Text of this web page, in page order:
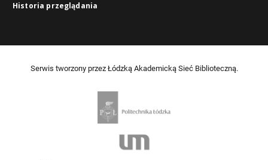
Historia przeglądania
Serwis tworzony przez Łódzką Akademicką Sieć Biblioteczną.